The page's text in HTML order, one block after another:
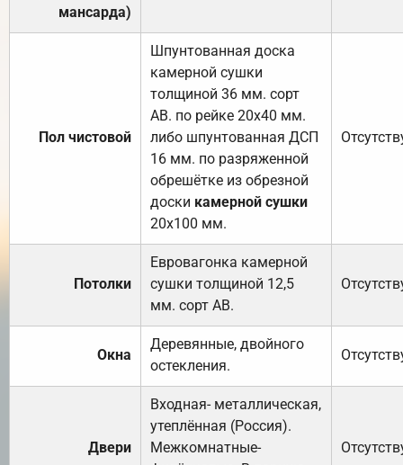
мансарда)
Пол чистовой
Шпунтованная доска
камерной сушки
толщиной 36 мм. сорт
АВ. по рейке 20х40 мм.
либо шпунтованная ДСП
16 мм. по разряженной
обрешётке из обрезной
доски камерной сушки
20х100 мм.
Потолки
Евровагонка камерной
сушки толщиной 12,5
мм. сорт АВ.
Окна
Деревянные, двойного
остекления.
Двери
Входная- металлическая,
утеплённая (Россия).
Межкомнатные-